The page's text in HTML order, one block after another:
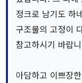
정크로 남기도 하
구조물의 고정이
참고하시기 바랍
아담하고 이쁘장